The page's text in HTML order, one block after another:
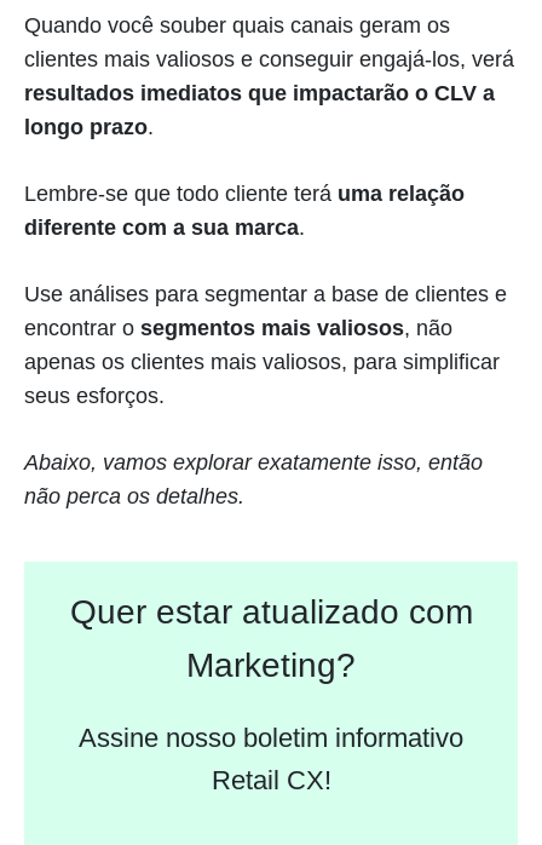
Quando você souber quais canais geram os
clientes mais valiosos e conseguir engajá-los, verá
resultados imediatos que impactarão o CLV a
longo prazo.
Lembre-se que todo cliente terá uma relação
diferente com a sua marca.
Use análises para segmentar a base de clientes e
encontrar o segmentos mais valiosos, não
apenas os clientes mais valiosos, para simplificar
seus esforços.
Abaixo, vamos explorar exatamente isso, então
não perca os detalhes.
Quer estar atualizado com
Marketing?
Assine nosso boletim informativo
Retail CX!